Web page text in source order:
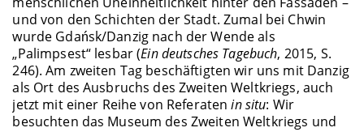
und von den Schichten der Stadt. Zumal bei Chwin
wurde Gdańsk/Danzig nach der Wende als
„Palimpsest“ lesbar (Ein deutsches Tagebuch, 2015, S.
246). Am zweiten Tag beschäftigten wir uns mit Danzig
als Ort des Ausbruchs des Zweiten Weltkriegs, auch
jetzt mit einer Reihe von Referatenin situ: Wir
besuchten das Museum des Zweiten Weltkriegs und